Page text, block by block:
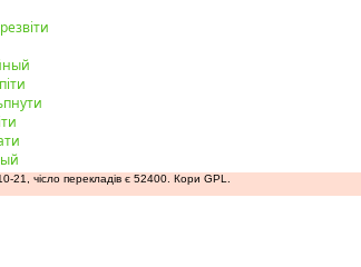
21, чісло перекладів є 52400. Кори GPL.